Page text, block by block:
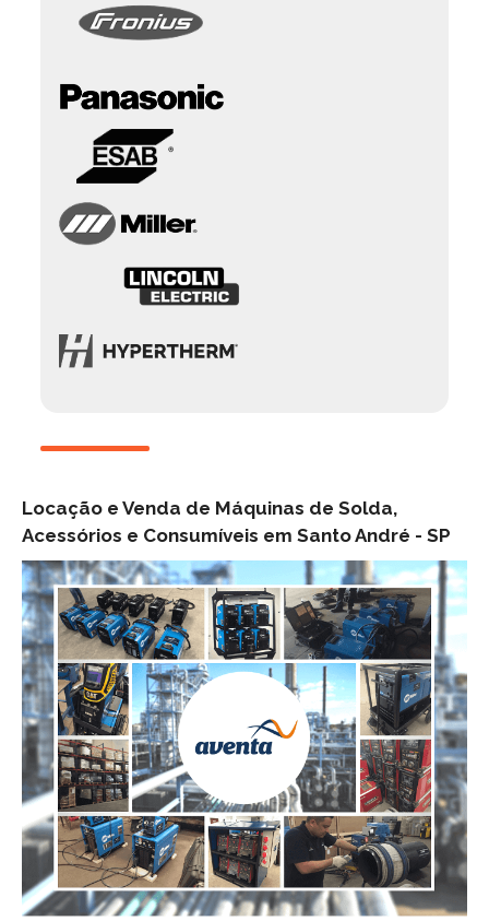
Locação e Venda de Máquinas de Solda,
Acessórios e Consumíveis em Santo André - SP